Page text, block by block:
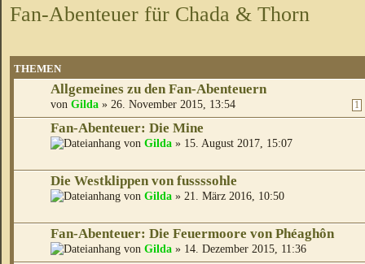
Fan-Abenteuer für Chada & Thorn
THEMEN
Allgemeines zu den Fan-Abenteuern
1
von Gilda » 26. November 2015, 13:54
Fan-Abenteuer: Die Mine
von Gilda » 15. August 2017, 15:07
Die Westklippen von fussssohle
von Gilda » 21. März 2016, 10:50
Fan-Abenteuer: Die Feuermoore von Phéaghôn
von Gilda » 14. Dezember 2015, 11:36